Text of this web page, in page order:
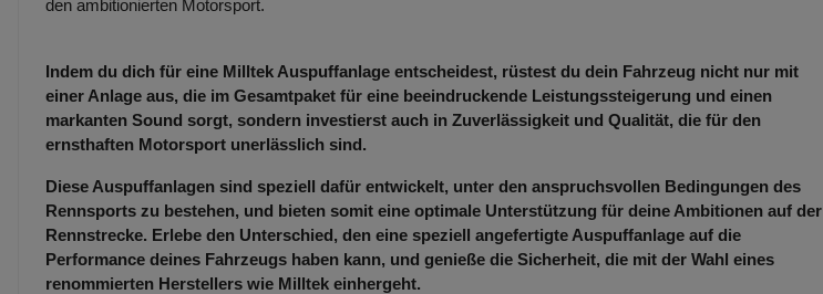
den ambitionierten Motorsport.
Indem du dich für eine Milltek Auspuffanlage entscheidest, rüstest du dein Fahrzeug nicht nur mit
einer Anlage aus, die im Gesamtpaket für eine beeindruckende Leistungssteigerung und einen
markanten Sound sorgt, sondern investierst auch in Zuverlässigkeit und Qualität, die für den
ernsthaften Motorsport unerlässlich sind.
Diese Auspuffanlagen sind speziell dafür entwickelt, unter den anspruchsvollen Bedingungen des
Rennsports zu bestehen, und bieten somit eine optimale Unterstützung für deine Ambitionen auf der
Rennstrecke. Erlebe den Unterschied, den eine speziell angefertigte Auspuffanlage auf die
Performance deines Fahrzeugs haben kann, und genieße die Sicherheit, die mit der Wahl eines
renommierten Herstellers wie Milltek einhergeht.